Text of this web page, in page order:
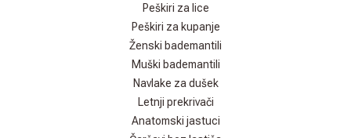
Peškiri za lice
Peškiri za kupanje
Ženski bademantili
Muški bademantili
Navlake za dušek
Letnji prekrivači
Anatomski jastuci